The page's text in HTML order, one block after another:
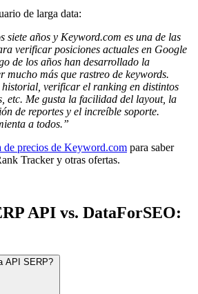
de larga data:
siete años y Keyword.com es una de las
verificar posiciones actuales en Google
de los años han desarrollado la
mucho más que rastreo de keywords.
verificar el ranking en distintos
etc. Me gusta la facilidad del layout, la
de reportes y el increíble soporte.
a todos.”
de precios de Keyword.com para saber
Tracker y otras ofertas.
API vs. DataForSEO:
API SERP?